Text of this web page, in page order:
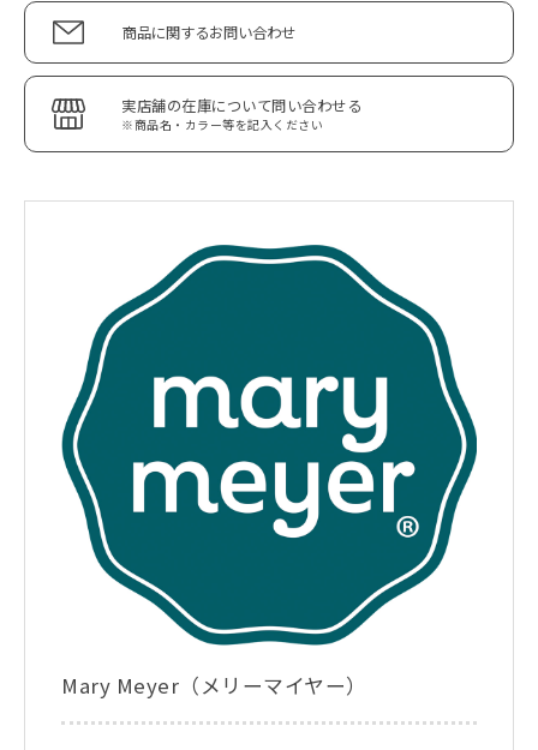
商品に関するお問い合わせ
実店舗の在庫について問い合わせる
※商品名・カラー等を記入ください
Mary Meyer（メリーマイヤー）